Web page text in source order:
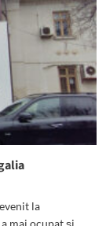
la
mai ocupat și